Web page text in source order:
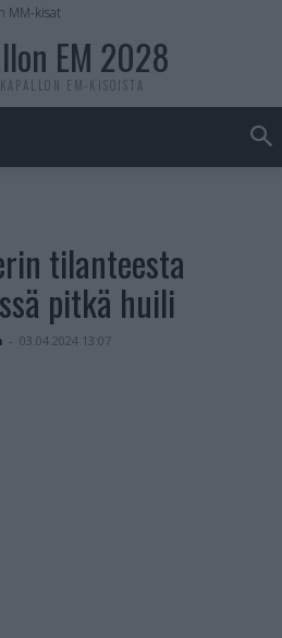
MM-kisat
EM 2028
EM-KISOISTA
tilanteesta
pitkä huili
- 03.04.2024 13:07